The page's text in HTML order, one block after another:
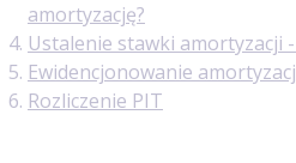
amortyzację?
Ustalenie stawki amortyzacji
Ewidencjonowanie
Rozliczenie PIT